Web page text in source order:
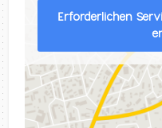
Erforderlichen